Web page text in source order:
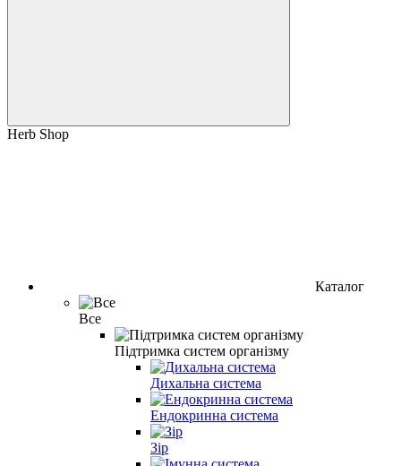
Herb Shop
Каталог
Все
Підтримка систем організму
Дихальна система
Ендокринна система
Зір